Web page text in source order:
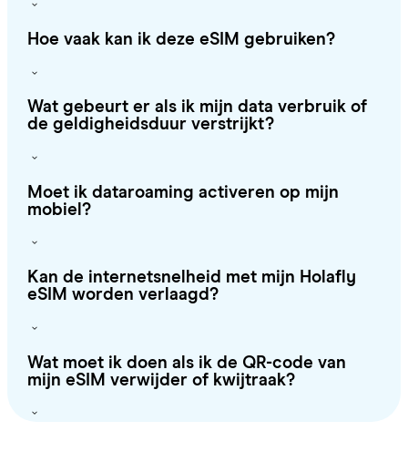
Hoe vaak kan ik deze eSIM gebruiken?
Wat gebeurt er als ik mijn data verbruik of
de geldigheidsduur verstrijkt?
Moet ik dataroaming activeren op mijn
mobiel?
Kan de internetsnelheid met mijn Holafly
eSIM worden verlaagd?
Wat moet ik doen als ik de QR-code van
mijn eSIM verwijder of kwijtraak?